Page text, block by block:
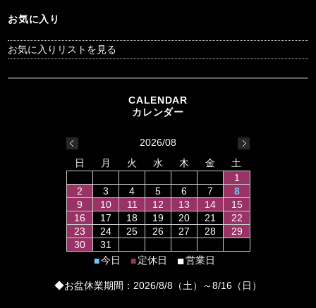
お気に入り
お気に入りリストを見る
2026/08
日
月 火 水 木 金
土
1
2
3 4 5 6 7
8
9
10 11 12 13 14
15
16
17 18 19 20 21
22
23
24 25 26 27 28
29
30
31
■今日 ■定休日 ■営業日
◆お盆休業期間：2026/8/8（土）～8/16（日）